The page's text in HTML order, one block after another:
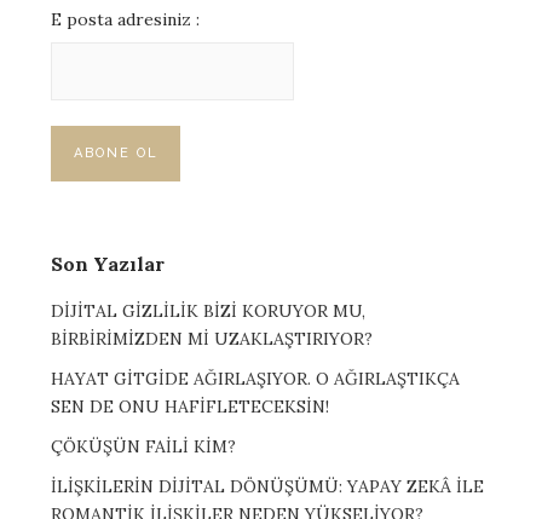
E posta adresiniz :
Son Yazılar
DİJİTAL GİZLİLİK BİZİ KORUYOR MU,
BİRBİRİMİZDEN Mİ UZAKLAŞTIRIYOR?
HAYAT GİTGİDE AĞIRLAŞIYOR. O AĞIRLAŞTIKÇA
SEN DE ONU HAFİFLETECEKSİN!
ÇÖKÜŞÜN FAİLİ KİM?
İLİŞKİLERİN DİJİTAL DÖNÜŞÜMÜ: YAPAY ZEKÂ İLE
ROMANTİK İLİŞKİLER NEDEN YÜKSELİYOR?